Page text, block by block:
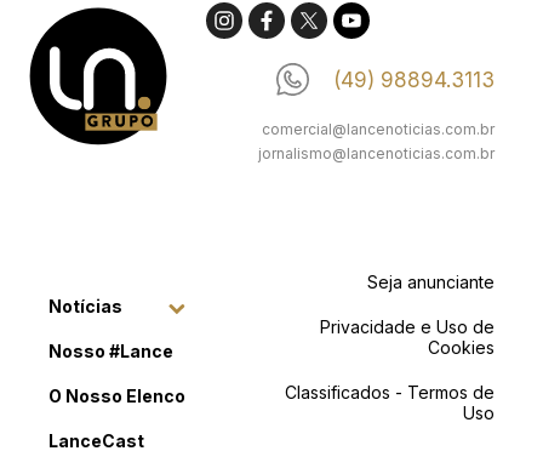
(49) 98894.3113
comercial@lancenoticias.com.br
jornalismo@lancenoticias.com.br
Notícias
Nosso #Lance
O Nosso Elenco
LanceCast
Seja anunciante
Privacidade e Uso de
Cookies
Classificados - Termos de
Uso